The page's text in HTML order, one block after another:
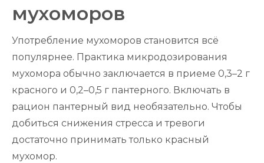
мухоморов
Употребление мухоморов становится всё
популярнее. Практика микродозирования
мухомора обычно заключается в приеме 0,3–2 г
красного и 0,2–0,5 г пантерного. Включать в
рацион пантерный вид необязательно. Чтобы
добиться снижения стресса и тревоги
достаточно принимать только красный
мухомор.